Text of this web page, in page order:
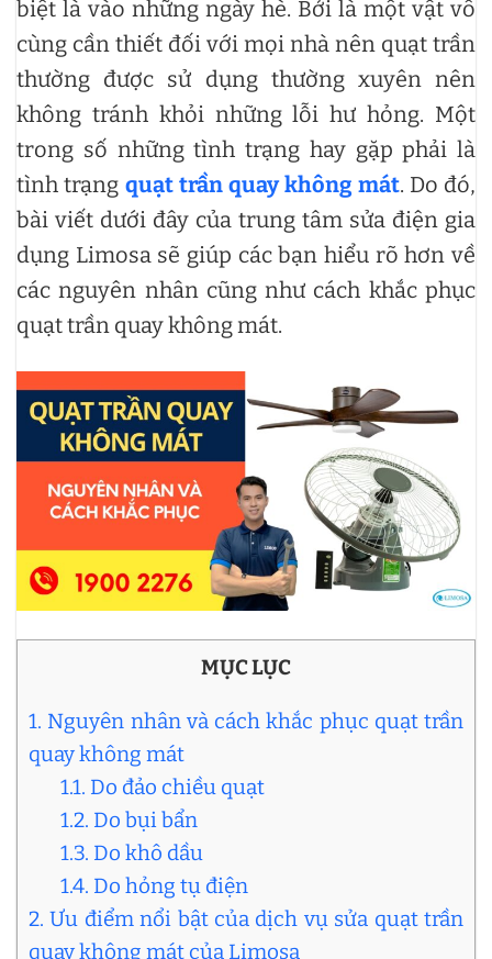
biệt là vào những ngày hè. Bởi là một vật vô
cùng cần thiết đối với mọi nhà nên quạt trần
thường được sử dụng thường xuyên nên
không tránh khỏi những lỗi hư hỏng. Một
trong số những tình trạng hay gặp phải là
tình trạng quạt trần quay không mát. Do đó,
bài viết dưới đây của trung tâm sửa điện gia
dụng Limosa sẽ giúp các bạn hiểu rõ hơn về
các nguyên nhân cũng như cách khắc phục
quạt trần quay không mát.
MỤC LỤC
1. Nguyên nhân và cách khắc phục quạt trần
quay không mát
1.1. Do đảo chiều quạt
1.2. Do bụi bẩn
1.3. Do khô dầu
1.4. Do hỏng tụ điện
2. Ưu điểm nổi bật của dịch vụ sửa quạt trần
quay không mát của Limosa